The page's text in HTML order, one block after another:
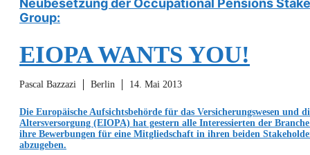
Neubesetzung der Occupational Pensions
Group:
EIOPA WANTS YOU!
Pascal Bazzazi Berlin 14. Mai 2013
Die Europäische Aufsichtsbehörde für das Versicherungswesen und
Altersversorgung (EIOPA) hat gestern alle Interessierten der
ihre Bewerbungen für eine Mitgliedschaft in ihren beiden
abzugeben.